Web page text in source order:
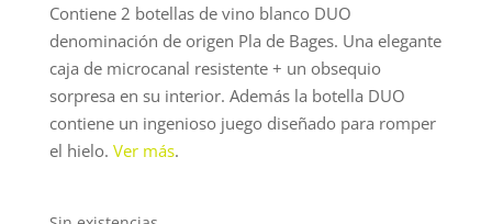
Contiene 2 botellas de vino blanco DUO
denominación de origen Pla de Bages. Una elegante
caja de microcanal resistente + un obsequio
sorpresa en su interior. Además la botella DUO
contiene un ingenioso juego diseñado para romper
el hielo. Ver más.